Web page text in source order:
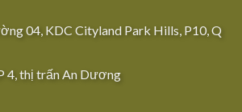
04, KDC Cityland Park Hills, P10, Q
4, thị trấn An Dương